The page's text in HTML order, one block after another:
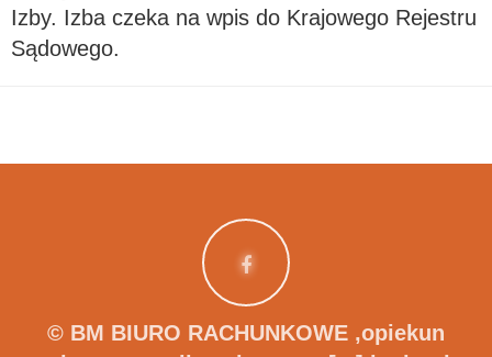
Izby. Izba czeka na wpis do Krajowego Rejestru
Sądowego.
© BM BIURO RACHUNKOWE ,opiekun